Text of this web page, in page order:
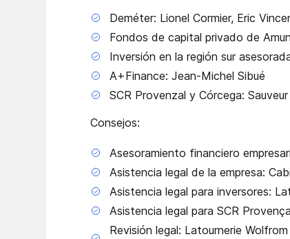
Deméter: Lionel Cormier, Eric
Fondos de capital privado de
Inversión en la región sur
A+Finance: Jean-Michel Sibué
SCR Provenzal y Córcega:
Consejos:
Asesoramiento financiero
Asistencia legal de la empresa:
Asistencia legal para inversores:
Asistencia legal para SCR
Revisión legal: Latournerie